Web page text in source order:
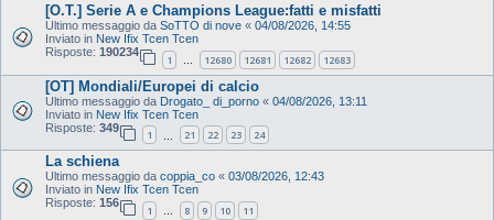
[O.T.] Serie A e Champions League:fatti e misfatti
Ultimo messaggio da SoTTO di nove « 04/08/2026, 14:55
Inviato in New Ifix Tcen Tcen
Risposte: 190234
1 … 12680 12681 12682 12683
[OT] Mondiali/Europei di calcio
Ultimo messaggio da Drogato_ di_porno « 04/08/2026, 13:11
Inviato in New Ifix Tcen Tcen
Risposte: 349
1 21 22 23 24
La schiena
Ultimo messaggio da coppia_co « 03/08/2026, 12:43
Inviato in New Ifix Tcen Tcen
Risposte: 156
1 … 8 9 10 11